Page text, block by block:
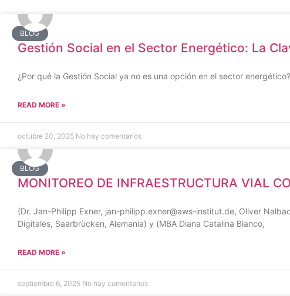
BLOG
Gestión Social en el Sector Energético: La
¿Por qué la Gestión Social ya no es una opción en el sector
READ MORE »
octubre 20, 2025 No hay comentarios
BLOG
MONITOREO DE INFRAESTRUCTURA VIAL
(Dr. Jan-Philipp Exner, jan-philipp.exner@aws-institut.de, Oliver
Digitales, Saarbrücken, Alemania) y (MBA Diana Catalina Blanco,
READ MORE »
septiembre 6, 2025 No hay comentarios